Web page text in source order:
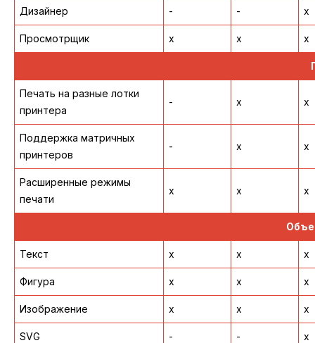
Дизайнер - - x
Просмотрщик x x x
Печать на разные лотки
принтера
- x x
Поддержка матричных
принтеров
- x x
Расширенные режимы
печати
x x x
Текст x x x
Фигура x x x
Изображение x x x
SVG - - x